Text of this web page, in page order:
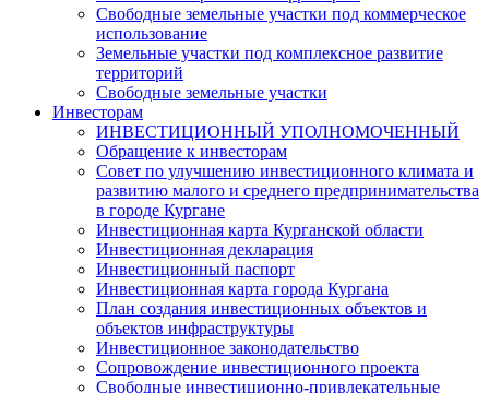
Свободные земельные участки под коммерческое
использование
Земельные участки под комплексное развитие
территорий
Свободные земельные участки
Инвесторам
ИНВЕСТИЦИОННЫЙ УПОЛНОМОЧЕННЫЙ
Обращение к инвесторам
Совет по улучшению инвестиционного климата и
развитию малого и среднего предпринимательства
в городе Кургане
Инвестиционная карта Курганской области
Инвестиционная декларация
Инвестиционный паспорт
Инвестиционная карта города Кургана
План создания инвестиционных объектов и
объектов инфраструктуры
Инвестиционное законодательство
Сопровождение инвестиционного проекта
Свободные инвестиционно-привлекательные